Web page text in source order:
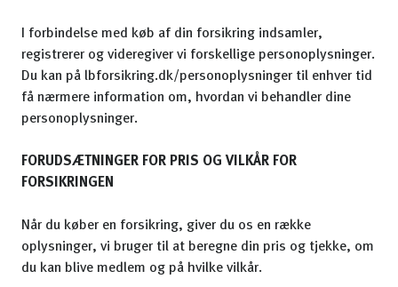
I forbindelse med køb af din forsikring indsamler,
registrerer og videregiver vi forskellige personoplysninger.
Du kan på lbforsikring.dk/personoplysninger til enhver tid
få nærmere information om, hvordan vi behandler dine
personoplysninger.
FORUDSÆTNINGER FOR PRIS OG VILKÅR FOR
FORSIKRINGEN
Når du køber en forsikring, giver du os en række
oplysninger, vi bruger til at beregne din pris og tjekke, om
du kan blive medlem og på hvilke vilkår.